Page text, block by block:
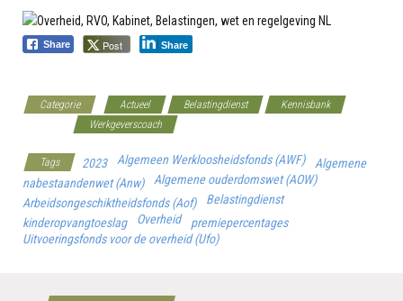
Share Post Share
Categorie Actueel Belastingdienst
Kennisbank
Werkgeverscoach
Tags 2023 Algemeen Werkloosheidsfonds (AWF)
Algemene
nabestaandenwet (Anw)
Algemene ouderdomswet (AOW)
Arbeidsongeschiktheidsfonds (Aof)
Belastingdienst
kinderopvangtoeslag
Overheid
premiepercentages
Uitvoeringsfonds voor de overheid (Ufo)